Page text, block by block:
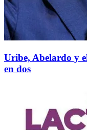
Uribe, Abelardo y
en dos